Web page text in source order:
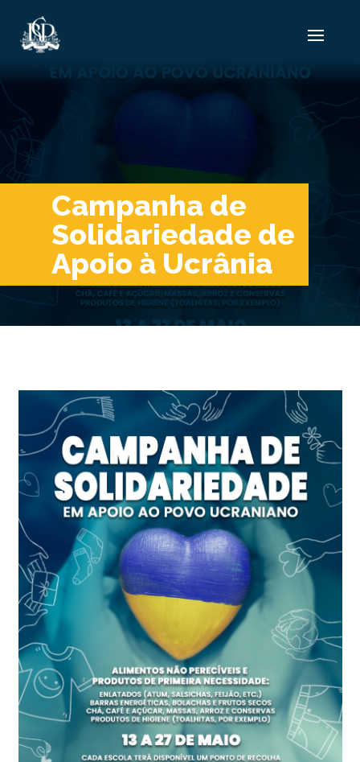
Campanha de
Solidariedade de
Apoio à Ucrânia